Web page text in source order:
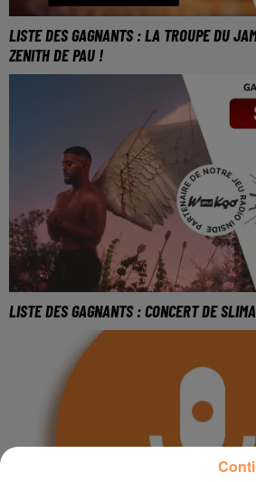
LISTE DES GAGNANTS : LA TROUPE DU
ZENITH DE PAU !
LISTE DES GAGNANTS : CONCERT DE